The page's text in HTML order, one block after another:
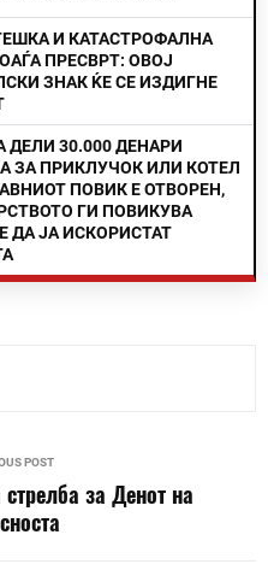
И КАТАСТРОФАЛНА
ПРЕСВРТ: ОВОЈ
ЗНАК ЌЕ СЕ ИЗДИГНЕ
ДЕЛИ 30.000 ДЕНАРИ
ЗА ПРИКЛУЧОК ИЛИ КОТЕЛ
ПОВИК Е ОТВОРЕН,
ГИ ПОВИКУВА
ДА ЈА ИСКОРИСТАТ
POST
за Денот на